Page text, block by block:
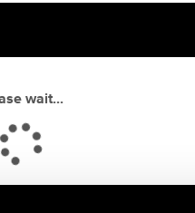
wait...